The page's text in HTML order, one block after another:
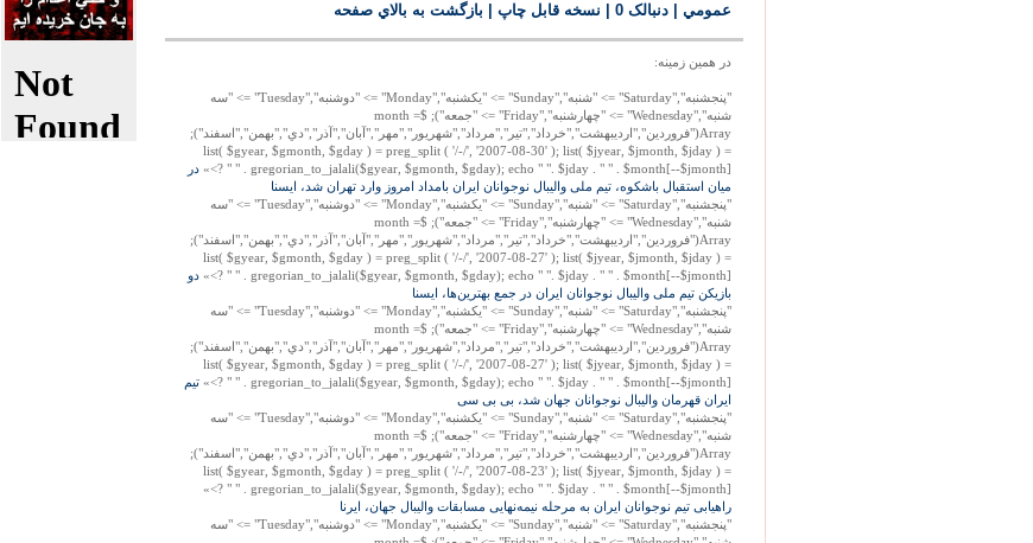
عمومي | دنبالک 0 نسخه قابل چاپ بازگشت به بالاي صفحه
در همين زمينه:
"پنجشنبه","Saturday" => "شنبه","Sunday" => "يكشنبه","Monday" => "دوشنبه","Tuesday" => "سه
شنبه","Wednesday" => "چهارشنبه","Friday" => "جمعه"); $month =
Array("فروردين","ارديبهشت","خرداد","تير","مرداد","شهريور","مهر","آبان","آذر","دي","بهمن","اسفند");
list( $gyear, $gmonth, $gday ) = preg_split ( '/-/', '2007-08-30' ); list( $jyear, $jmonth, $jday ) =
gregorian_to_jalali($gyear, $gmonth, $gday); echo " ". $jday . " " . $month[--$jmonth] . " " ?>»
در
ميان استقبال باشکوه، تيم ملی واليبال نوجوانان ايران بامداد امروز وارد تهران شد، ايسنا
"پنجشنبه","Saturday" => "شنبه","Sunday" => "يكشنبه","Monday" => "دوشنبه","Tuesday" => "سه
شنبه","Wednesday" => "چهارشنبه","Friday" => "جمعه"); $month =
Array("فروردين","ارديبهشت","خرداد","تير","مرداد","شهريور","مهر","آبان","آذر","دي","بهمن","اسفند");
list( $gyear, $gmonth, $gday ) = preg_split ( '/-/', '2007-08-27' ); list( $jyear, $jmonth, $jday ) =
gregorian_to_jalali($gyear, $gmonth, $gday); echo " ". $jday . " " . $month[--$jmonth] . " " ?>»
دو
بازيکن تيم ملی واليبال نوجوانان ايران در جمع بهترين‌ها، ايسنا
"پنجشنبه","Saturday" => "شنبه","Sunday" => "يكشنبه","Monday" => "دوشنبه","Tuesday" => "سه
شنبه","Wednesday" => "چهارشنبه","Friday" => "جمعه"); $month =
Array("فروردين","ارديبهشت","خرداد","تير","مرداد","شهريور","مهر","آبان","آذر","دي","بهمن","اسفند");
list( $gyear, $gmonth, $gday ) = preg_split ( '/-/', '2007-08-27' ); list( $jyear, $jmonth, $jday ) =
gregorian_to_jalali($gyear, $gmonth, $gday); echo " ". $jday . " " . $month[--$jmonth] . " " ?>»
تيم
ايران قهرمان واليبال نوجوانان جهان شد، بی بی سی
"پنجشنبه","Saturday" => "شنبه","Sunday" => "يكشنبه","Monday" => "دوشنبه","Tuesday" => "سه
شنبه","Wednesday" => "چهارشنبه","Friday" => "جمعه"); $month =
Array("فروردين","ارديبهشت","خرداد","تير","مرداد","شهريور","مهر","آبان","آذر","دي","بهمن","اسفند");
list( $gyear, $gmonth, $gday ) = preg_split ( '/-/', '2007-08-23' ); list( $jyear, $jmonth, $jday ) =
gregorian_to_jalali($gyear, $gmonth, $gday); echo " ". $jday . " " . $month[--$jmonth] . " " ?>»
راهيابی تيم نوجوانان ايران به مرحله نيمه‌نهايی مسابقات واليبال جهان، ايرنا
"پنجشنبه","Saturday" => "شنبه","Sunday" => "يكشنبه","Monday" => "دوشنبه","Tuesday" => "سه